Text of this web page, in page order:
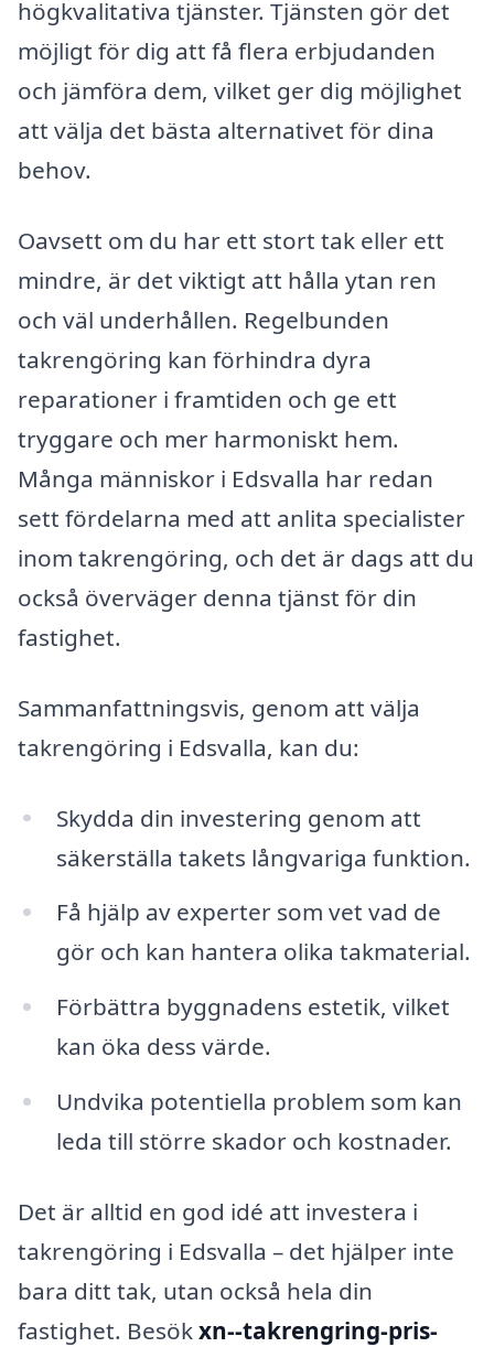
högkvalitativa tjänster. Tjänsten gör det
möjligt för dig att få flera erbjudanden
och jämföra dem, vilket ger dig möjlighet
att välja det bästa alternativet för dina
behov.
Oavsett om du har ett stort tak eller ett
mindre, är det viktigt att hålla ytan ren
och väl underhållen. Regelbunden
takrengöring kan förhindra dyra
reparationer i framtiden och ge ett
tryggare och mer harmoniskt hem.
Många människor i Edsvalla har redan
sett fördelarna med att anlita specialister
inom takrengöring, och det är dags att du
också överväger denna tjänst för din
fastighet.
Sammanfattningsvis, genom att välja
takrengöring i Edsvalla, kan du:
Skydda din investering genom att
säkerställa takets långvariga funktion.
Få hjälp av experter som vet vad de
gör och kan hantera olika takmaterial.
Förbättra byggnadens estetik, vilket
kan öka dess värde.
Undvika potentiella problem som kan
leda till större skador och kostnader.
Det är alltid en god idé att investera i
takrengöring i Edsvalla – det hjälper inte
bara ditt tak, utan också hela din
fastighet. Besökxn--takrengring-pris-